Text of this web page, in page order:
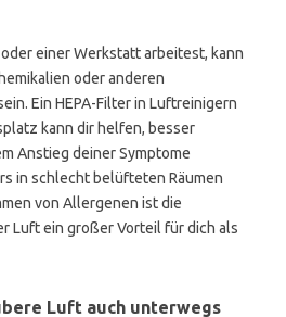
einer Werkstatt arbeitest, kann
oder anderen
Ein HEPA-Filter in Luftreinigern
kann dir helfen, besser
Anstieg deiner Symptome
in schlecht belüfteten Räumen
von Allergenen ist die
Luft ein großer Vorteil für dich als
Luft auch unterwegs